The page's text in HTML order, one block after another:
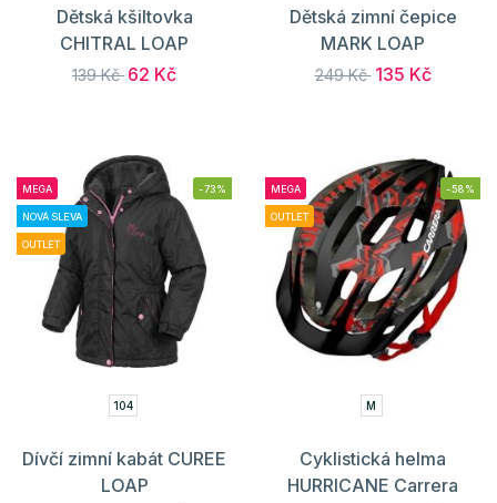
Dětská kšiltovka
CHITRAL LOAP
139 Kč 62 Kč
Dětská zimní čepice
MARK LOAP
249 Kč 135 Kč
MEGA
NOVÁ SLEVA
OUTLET
-73%
104
Dívčí zimní kabát CUREE
LOAP
MEGA
OUTLET
-58%
M
Cyklistická helma
HURRICANE Carrera